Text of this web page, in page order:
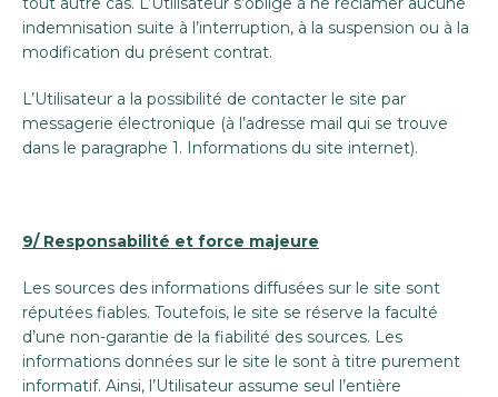
indemnisation suite à l’interruption, à la suspension ou à la
modification du présent contrat.
L’Utilisateur a la possibilité de contacter le site par
messagerie électronique (à l’adresse mail qui se trouve
dans le paragraphe 1. Informations du site internet).
9/ Responsabilité et force majeure
Les sources des informations diffusées sur le site sont
réputées fiables. Toutefois, le site se réserve la faculté
d’une non-garantie de la fiabilité des sources. Les
informations données sur le site le sont à titre purement
informatif. Ainsi, l’Utilisateur assume seul l’entière